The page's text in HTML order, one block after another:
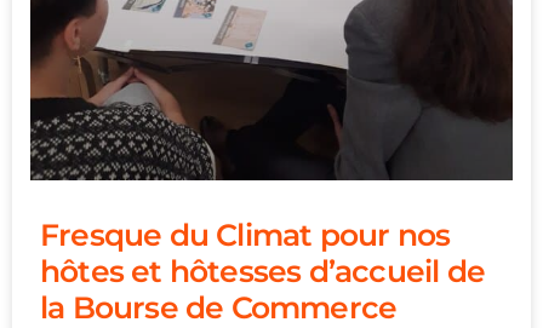
Fresque du Climat pour nos
hôtes et hôtesses d’accueil de
la Bourse de Commerce